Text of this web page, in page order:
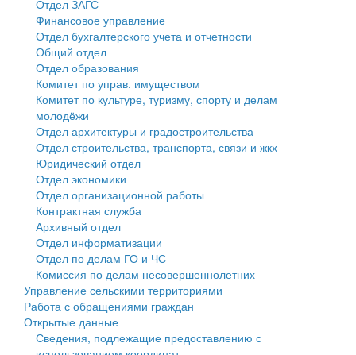
Государственные услуги
Промышленность и АПК
Экономика и бизнес
Символика
Устав
Гостям округа
Туризм
Культура
Образование
Здравоохранение
Социальная защита
Фотоальбом
муниципального округа Тверской области
Администрация Кашинского муниципального округа
Тверской области
Управление сельскими территориями
Открытые данные
Работа с обращениями граждан
Муниципальный контроль
Муниципальные услуги
Проекты административных регламентов
Антимонопольный комплаенс
Противодействие коррупции
Финансовое управление
Бюджет для граждан
Имущество
Выявление правообладателей ранее учтенных
объектов недвижимости
Имущественная поддержка субъектов малого и
среднего предпринимательства
Информационная поддержка субъектов малого и
среднего предпринимательства
Муниципальные программы
Контрольно-счетная палата
Отдел ЗАГС
Финансовое управление
Отдел бухгалтерского учета и отчетности
Общий отдел
Отдел образования
Комитет по управ. имуществом
Комитет по культуре, туризму, спорту и делам
молодёжи
Отдел архитектуры и градостроительства
Отдел строительства, транспорта, связи и жкх
Юридический отдел
Отдел экономики
Отдел организационной работы
Контрактная служба
Архивный отдел
Отдел информатизации
Отдел по делам ГО и ЧС
Комиссия по делам несовершеннолетних
Управление сельскими территориями
Работа с обращениями граждан
Открытые данные
Сведения, подлежащие предоставлению с